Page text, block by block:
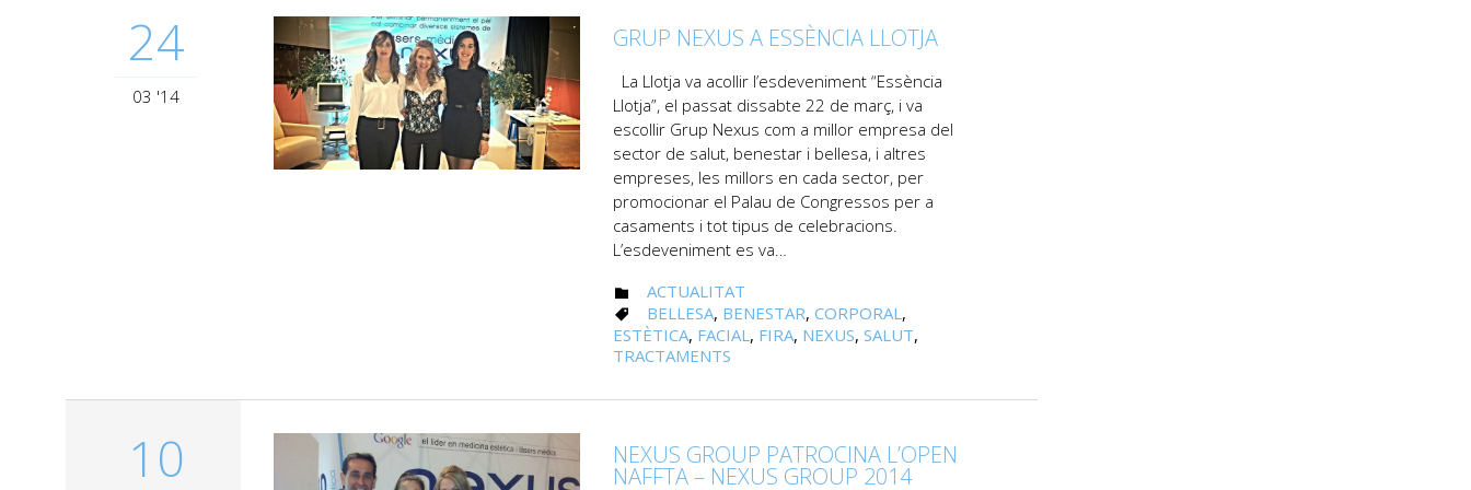
24
03 '14
GRUP NEXUS A ESSÈNCIA LLOTJA
La Llotja va acollir l’esdeveniment “Essència
Llotja”, el passat dissabte 22 de març, i va
escollir Grup Nexus com a millor empresa del
sector de salut, benestar i bellesa, i altres
empreses, les millors en cada sector, per
promocionar el Palau de Congressos per a
casaments i tot tipus de celebracions.
L’esdeveniment es va…
 CATEGORY
ACTUALITAT
 CATEGORY
BELLESA, BENESTAR, CORPORAL,
ESTÈTICA, FACIAL, FIRA, NEXUS, SALUT,
TRACTAMENTS
10 NEXUS GROUP PATROCINA L’OPEN
NAFFTA – NEXUS GROUP 2014